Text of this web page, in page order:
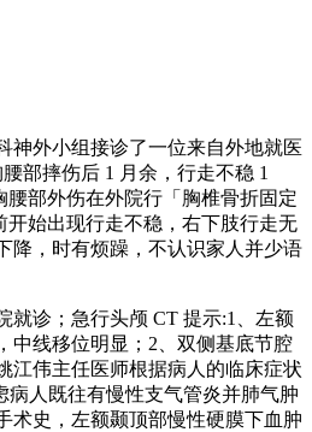
神外小组接诊了一位来自外地就医
部摔伤后 1 月余，行走不稳 1
腰部外伤在外院行「胸椎骨折固定
开始出现行走不稳，右下肢行走无
降，时有烦躁，不认识家人并少语
就诊；急行头颅 CT 提示:1、左额
中线移位明显；2、双侧基底节腔
江伟主任医师根据病人的临床症状
病人既往有慢性支气管炎并肺气肿
术史，左额颞顶部慢性硬膜下血肿